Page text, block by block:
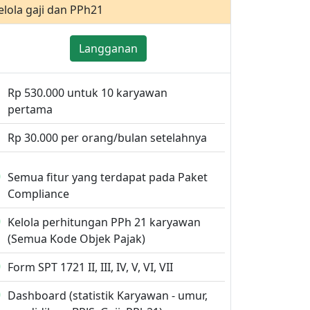
gaji dan PPh21
Langganan
Rp 530.000 untuk 10 karyawan
pertama
Rp 30.000 per orang/bulan setelahnya
Semua fitur yang terdapat pada Paket
Compliance
Kelola perhitungan PPh 21 karyawan
(Semua Kode Objek Pajak)
Form SPT 1721 II, III, IV, V, VI, VII
Dashboard (statistik Karyawan - umur,